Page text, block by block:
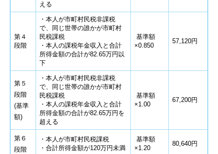
える
第４
段階
・本人が市町村民税非課税
で、同じ世帯の誰かが市町村
民税課税
・本人の課税年金収入と合計
所得金額の合計が82.65万円以
下
基準額
×0.850
57,120円
第５
段階
(基準
額)
・本人が市町村民税非課税
で、同じ世帯の誰かが市町村
民税課税
・本人の課税年金収入と合計
所得金額の合計が82.65万円を
超える
基準額
×1.00
67,200円
第６
段階
・本人が市町村民税課税
・合計所得金額が120万円未満
基準額
×1.20
80,640円